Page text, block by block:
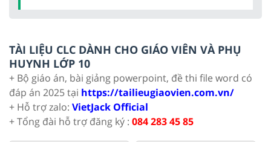
TÀI LIỆU CLC DÀNH CHO GIÁO VIÊN VÀ PHỤ
HUYNH LỚP 10
+ Bộ giáo án, bài giảng powerpoint, đề thi file word có
đáp án 2025 tại https://tailieugiaovien.com.vn/
+ Hỗ trợ zalo: VietJack Official
+ Tổng đài hỗ trợ đăng ký : 084 283 45 85